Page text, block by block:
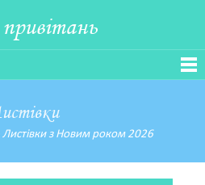
Листівки з Новим роком 2026